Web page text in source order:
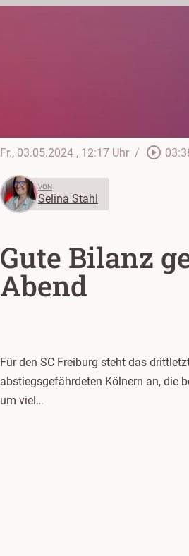
Fr., 03.05.2024 , 12:17 Uhr / play_circle_outline
VON
Selina Stahl
Gute Bilanz
Abend
Für den SC Freiburg steht das
abstiegsgefährdeten Kölnern an, die
um viel…